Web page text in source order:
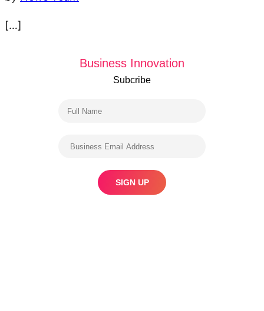
[…]
Business Innovation
Subcribe